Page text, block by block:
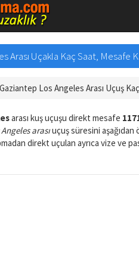
Arası Uçakla Kaç Saat, Mesafe
Gaziantep Los Angeles Arası Uçuş
arası kuş uçuşu direkt mesafe
arasıuçuş süresini
direkt uçulan ayrıca vize ve